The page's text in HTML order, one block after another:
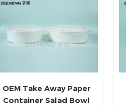
Waktu tunggu hanya 10-25
saja.
OEM Take Away Paper
Container Salad Bowl